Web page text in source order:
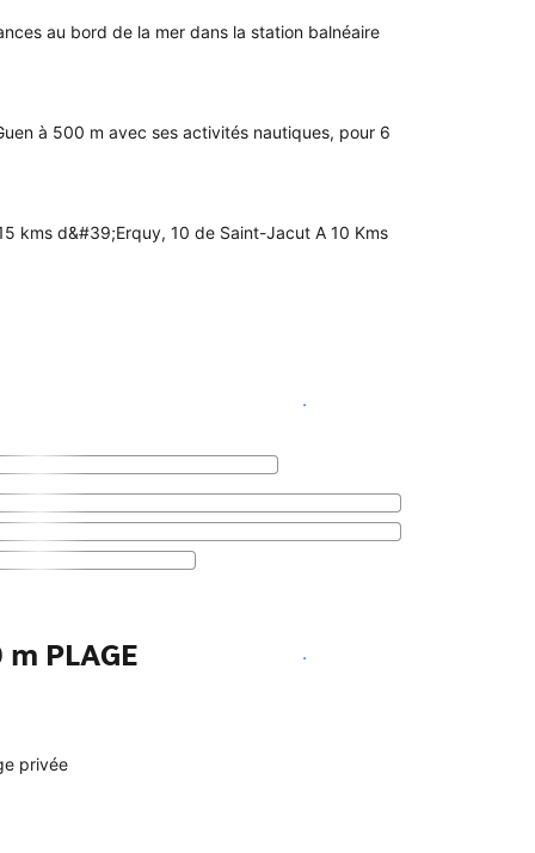
au bord de la mer dans la station balnéaire
à 500 m avec ses activités nautiques, pour 6
kms d&#39;Erquy, 10 de Saint-Jacut A 10 Kms
Voir les disponibilités
PLAGE Voir les disponibilités
privée